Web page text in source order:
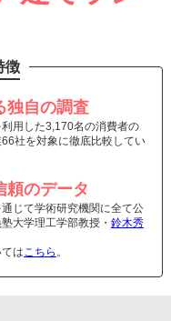
徴
独自の調査
用した3,170名の消費者の
社を対象に徹底比較してい
頼のデータ
じて学術研究機関に全て公
大学理工学部教授・ 鈴木秀
はこちら 。